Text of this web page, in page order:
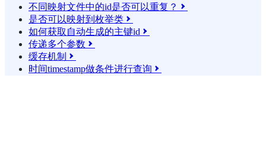
不同映射文件中的id是否可以重复？ 
是否可以映射到枚举类 
如何获取自动生成的主键id 
传递多个参数 
缓存机制 
时间timestamp做条件进行查询 